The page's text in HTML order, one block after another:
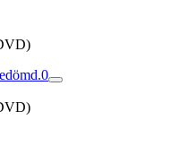
0